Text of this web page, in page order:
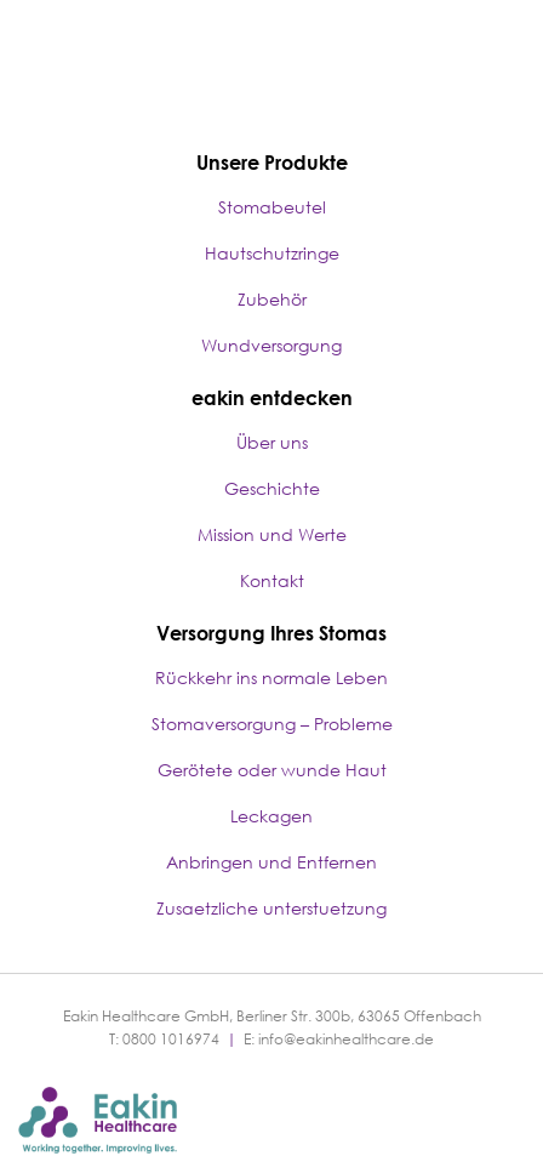
Unsere Produkte
Stomabeutel
Hautschutzringe
Zubehör
Wundversorgung
eakin entdecken
Über uns
Geschichte
Mission und Werte
Kontakt
Versorgung Ihres Stomas
Rückkehr ins normale Leben
Stomaversorgung – Probleme
Gerötete oder wunde Haut
Leckagen
Anbringen und Entfernen
Zusaetzliche unterstuetzung
Eakin Healthcare GmbH, Berliner Str. 300b, 63065 Offenbach
T: 0800 1016974 | E: info@eakinhealthcare.de